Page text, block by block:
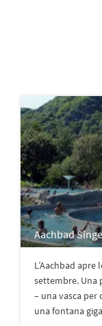
Aachbad
L’Aachbad
settembre. Una
– una vasca per
una fontana